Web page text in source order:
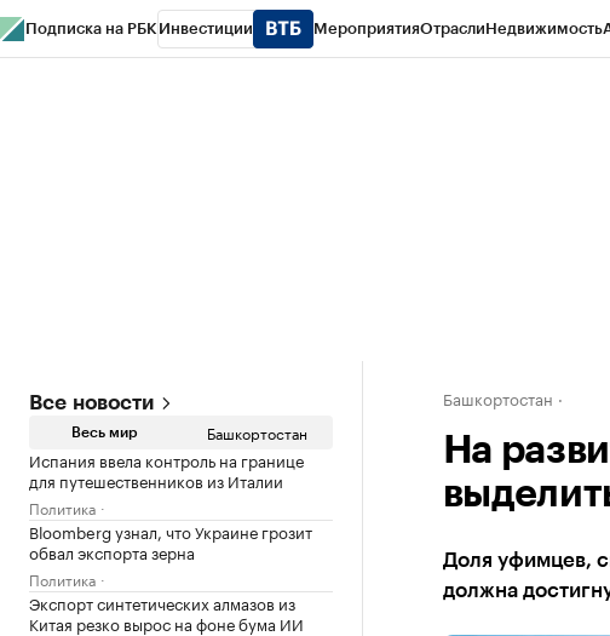
Подписка на РБК Инвестиции МероприятияОтраслиНедвижимость
Все новости
Весь мир Башкортостан
Испания ввела контроль на границе
для путешественников из Италии
Политика
Bloomberg узнал, что Украине грозит
обвал экспорта зерна
Политика
Экспорт синтетических алмазов из
Китая резко вырос на фоне бума ИИ
Башкортостан
На
Доля уфимцев,
должна